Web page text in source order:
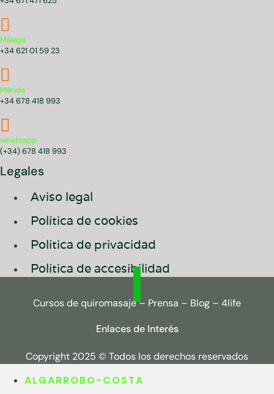
Málaga
+34 621 01 59 23
Mérida
+34 678 418 993
whatsapp
(+34) 678 418 993
Legales
Aviso legal
Política de cookies
Política de privacidad
Política de accesibilidad
Cursos de quiromasaje– Prensa – Blog – 4life
Enlaces de Interés
Copyright 2025 © Todos los derechos reservados
ALGARROBO-COSTA